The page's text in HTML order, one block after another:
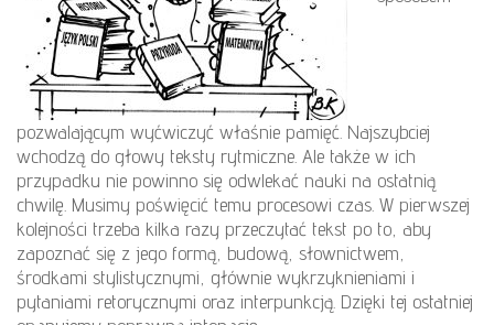
pozwalającym wyćwiczyć właśnie pamięć. Najszybciej
wchodzą do głowy teksty rytmiczne. Ale także w ich
przypadku nie powinno się odwlekać nauki na ostatnią
chwilę. Musimy poświęcić temu procesowi czas. W pierwszej
kolejności trzeba kilka razy przeczytać tekst po to, aby
zapoznać się z jego formą, budową, słownictwem,
środkami stylistycznymi, głównie wykrzyknieniami i
pytaniami retorycznymi oraz interpunkcją. Dzięki tej ostatniej